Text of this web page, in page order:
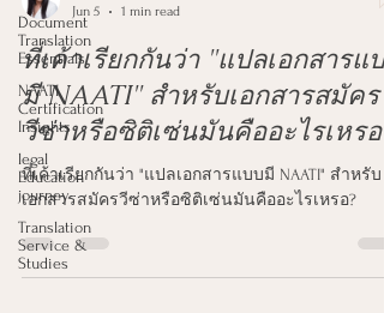
Document
Translation
Essentials
NAATI
Certification
Insights
legal
Education
journey
Translation
Service &
Studies
Lalita Lawrence
Jun 5
1 min read
ที่เค้าเรียกกันว่า "แปลเอกสารแบบ
มี NAATI" สำหรับเอกสารสมัคร
วีซ่าหรือซิติเซ่นมันคืออะไรเหรอ?
ที่เค้าเรียกกันว่า "แปลเอกสารแบบมี NAATI" สำหรับ